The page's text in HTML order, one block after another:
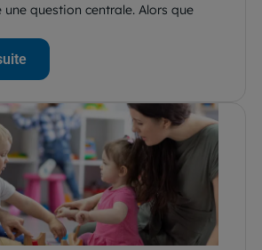
une question centrale. Alors que